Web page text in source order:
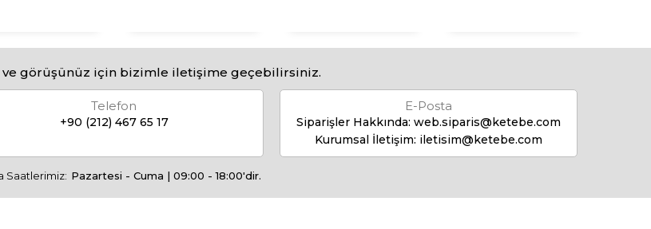
görüşünüz için bizimle iletişime geçebilirsiniz.
Telefon
+90 (212) 467 65 17
E-Posta
Siparişler Hakkında: web.siparis@ketebe.com
Kurumsal İletişim: iletisim@ketebe.com
Saatlerimiz: Pazartesi - Cuma | 09:00 - 18:00'dir.